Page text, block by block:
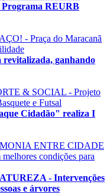
REURB
ganhando
Cidadão" realiza I
- Intervenções
e árvores